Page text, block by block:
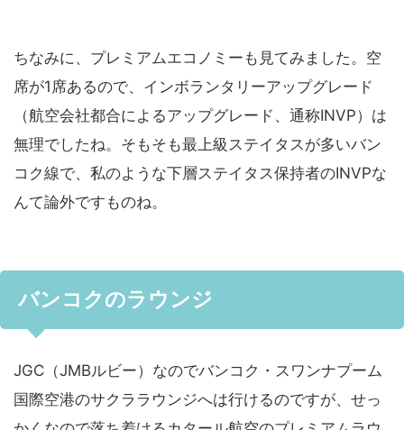
ちなみに、プレミアムエコノミーも見てみました。空
席が1席あるので、インボランタリーアップグレード
（航空会社都合によるアップグレード、通称INVP）は
無理でしたね。そもそも最上級ステイタスが多いバン
コク線で、私のような下層ステイタス保持者のINVPな
んて論外ですものね。
バンコクのラウンジ
JGC（JMBルビー）なのでバンコク・スワンナプーム
国際空港のサクララウンジへは行けるのですが、せっ